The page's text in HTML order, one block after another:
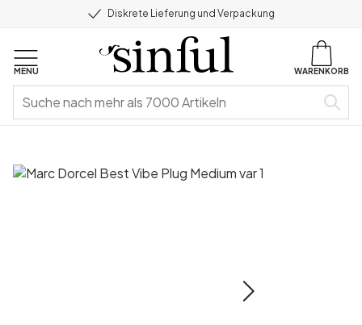
Diskrete Lieferung und Verpackung
MENU WARENKORB